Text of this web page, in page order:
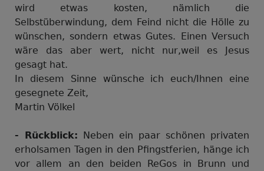
wird etwas kosten, nämlich die
Selbstüberwindung, dem Feind nicht die Hölle zu
wünschen, sondern etwas Gutes. Einen Versuch
wäre das aber wert, nicht nur,weil es Jesus
gesagt hat.
In diesem Sinne wünsche ich euch/Ihnen eine
gesegnete Zeit,
Martin Völkel
- Rückblick: Neben ein paar schönen privaten
erholsamen Tagen in den Pfingstferien, hänge ich
vor allem an den beiden ReGos in Brunn und